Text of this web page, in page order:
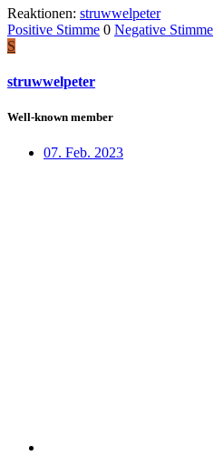
Reaktionen: struwwelpeter
Positive Stimme 0 Negative Stimme
S
struwwelpeter
Well-known member
07. Feb. 2023